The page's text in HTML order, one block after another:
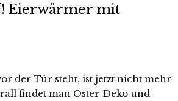
Eierwärmer mit
der Tür steht, ist jetzt nicht mehr
findet man Oster-Deko und